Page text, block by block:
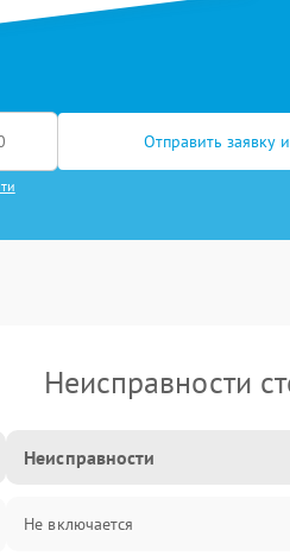
Отправить заявку
Неисправности
Неисправности
Не включается